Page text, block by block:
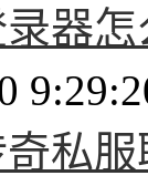
器
私